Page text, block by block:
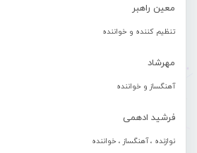
معین راهبر
تنظیم کننده و خواننده
مهرشاد
آهنگساز و خواننده
فرشید ادهمی
نوازنده ، آهنگساز ، خواننده